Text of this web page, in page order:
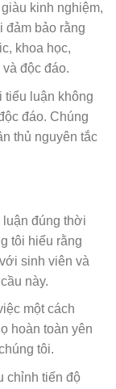
kinh nghiệm,
đảm bảo rằng
khoa học,
độc đáo.
tiểu luận không
đáo. Chúng
thủ nguyên tắc
luận đúng thời
tôi hiểu rằng
sinh viên và
này.
một cách
hoàn toàn yên
tôi.
chỉnh tiến độ